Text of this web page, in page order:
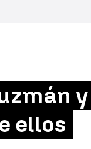
y
ellos